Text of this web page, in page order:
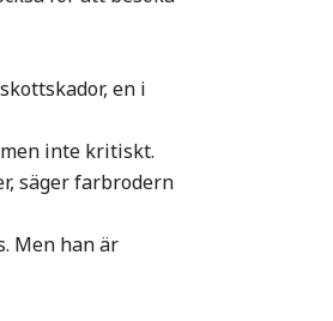
en i
inte kritiskt.
säger farbrodern
Men han är